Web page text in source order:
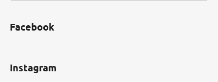
Facebook
Instagram